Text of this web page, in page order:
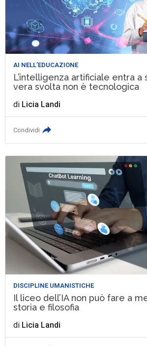
AI NELL’EDUCAZIONE
L’intelligenza artificiale entra a
vera svolta non è tecnologica
di Licia Landi
Condividi
DISCIPLINE UMANISTICHE
Il liceo dell’IA non può fare a
storia e filosofia
di Licia Landi